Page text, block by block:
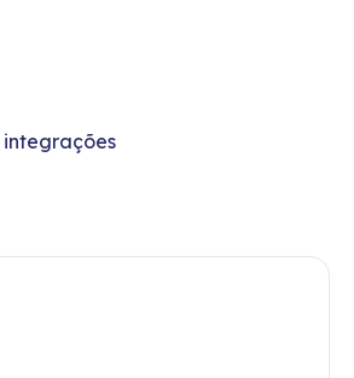
integrações